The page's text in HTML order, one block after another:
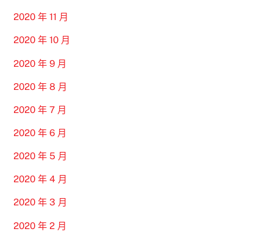
2020 年 11 月
2020 年 10 月
2020 年 9 月
2020 年 8 月
2020 年 7 月
2020 年 6 月
2020 年 5 月
2020 年 4 月
2020 年 3 月
2020 年 2 月